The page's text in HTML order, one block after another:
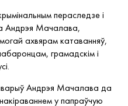
пераследзе і
Андрэя Мачалава,
ахвярам катаванняў,
грамадскім і
Андрэя Мачалава да
у папраўчую